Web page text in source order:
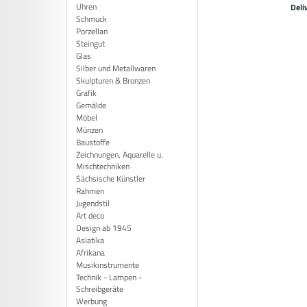
Uhren
Schmuck
Porzellan
Steingut
Glas
Silber und Metallwaren
Skulpturen & Bronzen
Grafik
Gemälde
Möbel
Münzen
Baustoffe
Zeichnungen, Aquarelle u.
Mischtechniken
Sächsische Künstler
Rahmen
Jugendstil
Art deco
Design ab 1945
Asiatika
Afrikana
Musikinstrumente
Technik - Lampen -
Schreibgeräte
Werbung